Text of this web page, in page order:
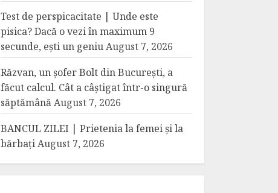
Test de perspicacitate | Unde este
pisica? Dacă o vezi în maximum 9
secunde, ești un geniuAugust 7, 2026
Răzvan, un șofer Bolt din București, a
făcut calcul. Cât a câștigat într-o singură
săptămânăAugust 7, 2026
BANCUL ZILEI | Prietenia la femei și la
bărbațiAugust 7, 2026